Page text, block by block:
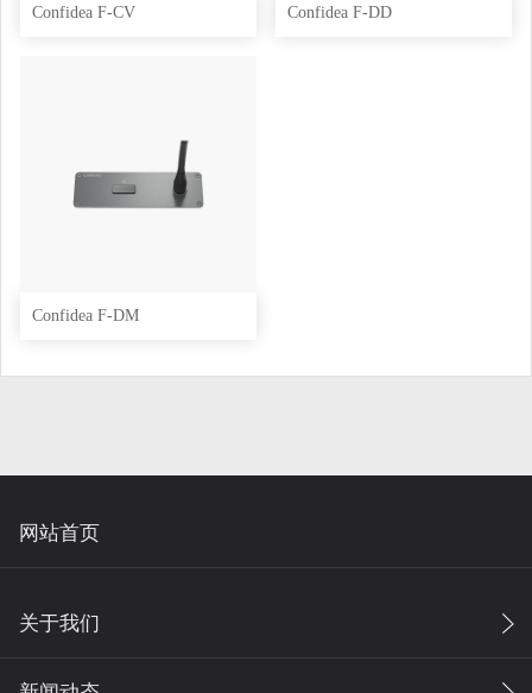
Confidea F-CV Confidea F-DD
Confidea F-DM
网站首页
关于我们